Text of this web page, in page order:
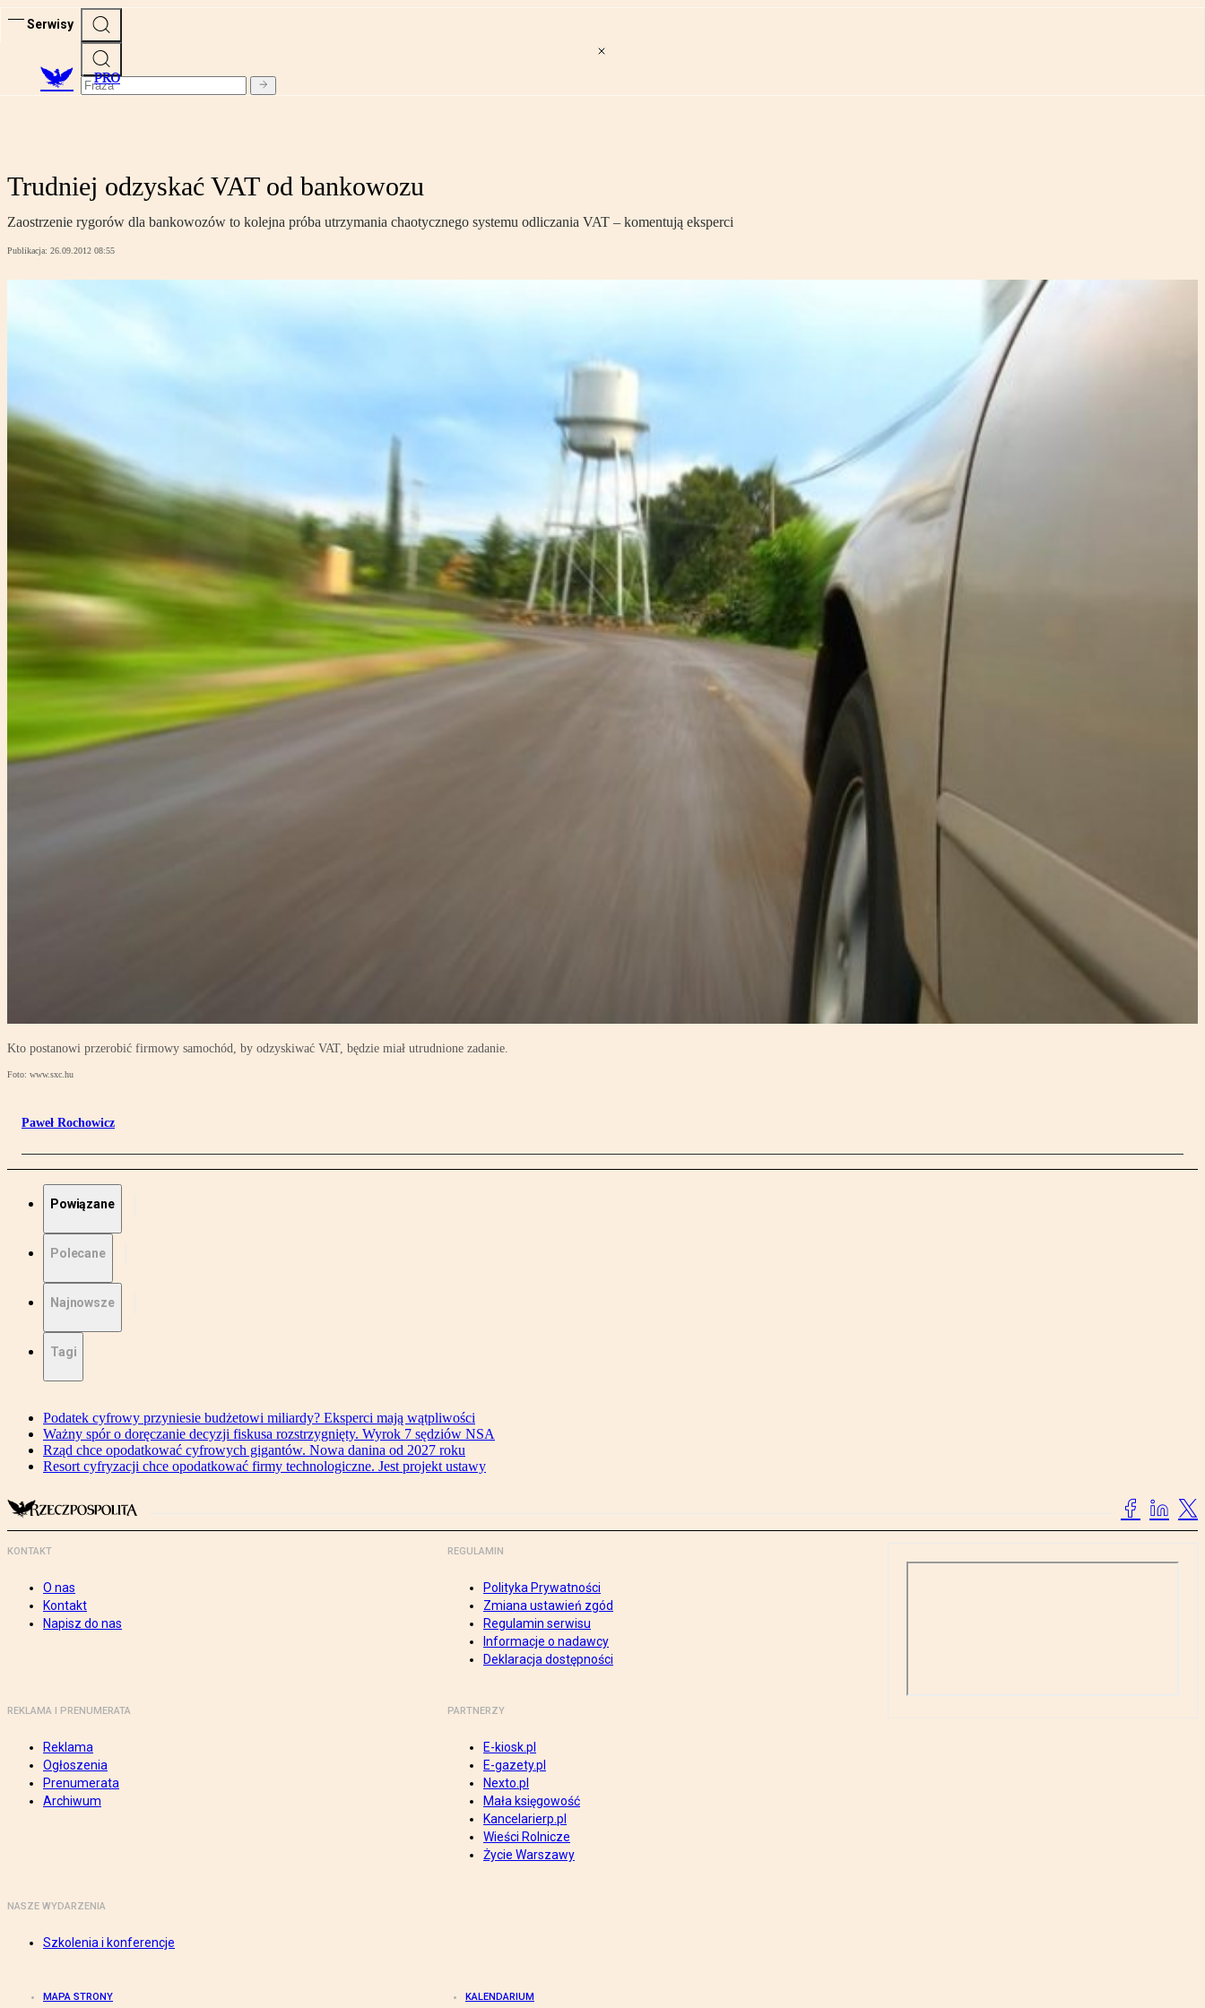
Serwisy
PRO
Trudniej odzyskać VAT od bankowozu
Zaostrzenie rygorów dla bankowozów to kolejna próba utrzymania chaotycznego systemu odliczania VAT – komentują eksperci
Publikacja: 26.09.2012 08:55
Kto postanowi przerobić firmowy samochód, by odzyskiwać VAT, będzie miał utrudnione zadanie.
Foto: www.sxc.hu
Paweł Rochowicz
Powiązane
Polecane
Najnowsze
Tagi
Podatek cyfrowy przyniesie budżetowi miliardy? Eksperci mają wątpliwości
Ważny spór o doręczanie decyzji fiskusa rozstrzygnięty. Wyrok 7 sędziów NSA
Rząd chce opodatkować cyfrowych gigantów. Nowa danina od 2027 roku
Resort cyfryzacji chce opodatkować firmy technologiczne. Jest projekt ustawy
KONTAKT
O nas
Kontakt
Napisz do nas
REGULAMIN
Polityka Prywatności
Zmiana ustawień zgód
Regulamin serwisu
Informacje o nadawcy
Deklaracja dostępności
REKLAMA I PRENUMERATA
Reklama
Ogłoszenia
Prenumerata
Archiwum
PARTNERZY
E-kiosk.pl
E-gazety.pl
Nexto.pl
Mała księgowość
Kancelarierp.pl
Wieści Rolnicze
Życie Warszawy
NASZE WYDARZENIA
Szkolenia i konferencje
MAPA STRONY KALENDARIUM